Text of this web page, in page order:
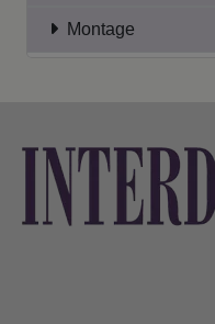
Montage